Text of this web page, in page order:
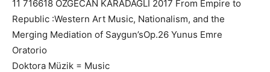
11 716618 OZGECAN KARADAĞLI 2017 From Empire to
Republic :Western Art Music, Nationalism, and the
Merging Mediation of Saygun’sOp.26 Yunus Emre
Oratorio
Doktora Müzik = Music